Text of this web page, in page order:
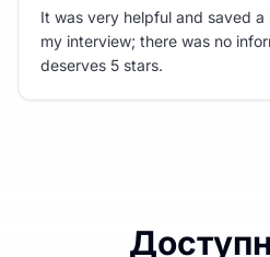
It was very helpful and saved
my interview; there was no
deserves 5 stars.